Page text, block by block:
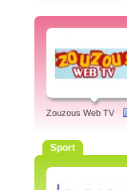
Zouzous Web TV
Sport